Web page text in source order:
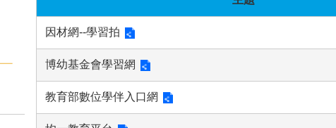
因材網--學習拍
博幼基金會學習網
教育部數位學伴入口網